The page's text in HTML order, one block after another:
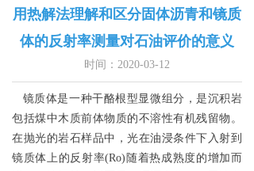
镜质体是一种干酪根型显微组分，是沉积岩
包括煤中木质前体物质的不溶性有机残留物。
在抛光的岩石样品中，光在油浸条件下入射到
镜质体上的反射率(Ro) 随着热成熟度的增加而
用热解法理解和区分固体沥青和镜质
体的反射率测量对石油评价的意义
时间： 2020-03-12